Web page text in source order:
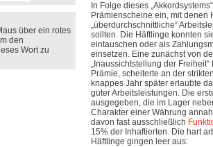
über ein rotes
den
Wort zu
In Folge dieses
Prämienscheine ein, mit denen
„überdurchschnittliche“
sollten. Die Häftlinge konnten
eintauschen oder als
einsetzen. Eine zunächst von
„Inaussichtstellung der
Prämie, scheiterte an der
knappes Jahr später erlaubte
guter Arbeitsleistungen. Die
ausgegeben, die im Lager
Charakter einer Währung
davon fast ausschließlich
15% der Inhaftierten. Die hart
Häftlinge gingen leer aus: